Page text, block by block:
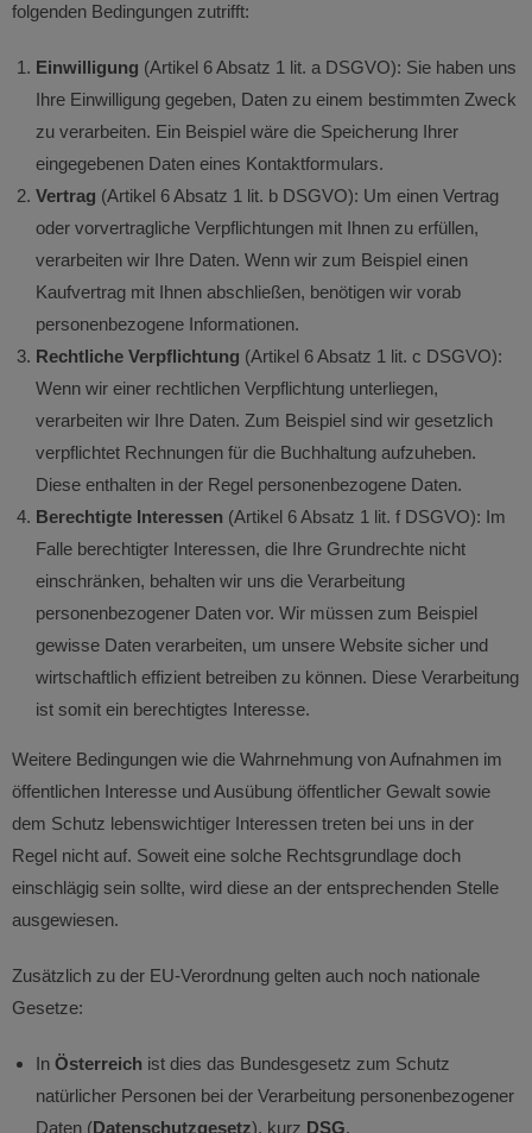
folgenden Bedingungen zutrifft:
Einwilligung (Artikel 6 Absatz 1 lit. a DSGVO): Sie haben uns
Ihre Einwilligung gegeben, Daten zu einem bestimmten Zweck
zu verarbeiten. Ein Beispiel wäre die Speicherung Ihrer
eingegebenen Daten eines Kontaktformulars.
Vertrag (Artikel 6 Absatz 1 lit. b DSGVO): Um einen Vertrag
oder vorvertragliche Verpflichtungen mit Ihnen zu erfüllen,
verarbeiten wir Ihre Daten. Wenn wir zum Beispiel einen
Kaufvertrag mit Ihnen abschließen, benötigen wir vorab
personenbezogene Informationen.
Rechtliche Verpflichtung (Artikel 6 Absatz 1 lit. c DSGVO):
Wenn wir einer rechtlichen Verpflichtung unterliegen,
verarbeiten wir Ihre Daten. Zum Beispiel sind wir gesetzlich
verpflichtet Rechnungen für die Buchhaltung aufzuheben.
Diese enthalten in der Regel personenbezogene Daten.
Berechtigte Interessen (Artikel 6 Absatz 1 lit. f DSGVO): Im
Falle berechtigter Interessen, die Ihre Grundrechte nicht
einschränken, behalten wir uns die Verarbeitung
personenbezogener Daten vor. Wir müssen zum Beispiel
gewisse Daten verarbeiten, um unsere Website sicher und
wirtschaftlich effizient betreiben zu können. Diese Verarbeitung
ist somit ein berechtigtes Interesse.
Weitere Bedingungen wie die Wahrnehmung von Aufnahmen im
öffentlichen Interesse und Ausübung öffentlicher Gewalt sowie
dem Schutz lebenswichtiger Interessen treten bei uns in der
Regel nicht auf. Soweit eine solche Rechtsgrundlage doch
einschlägig sein sollte, wird diese an der entsprechenden Stelle
ausgewiesen.
Zusätzlich zu der EU-Verordnung gelten auch noch nationale
Gesetze:
In Österreich ist dies das Bundesgesetz zum Schutz
natürlicher Personen bei der Verarbeitung personenbezogener
Daten (Datenschutzgesetz), kurz DSG.